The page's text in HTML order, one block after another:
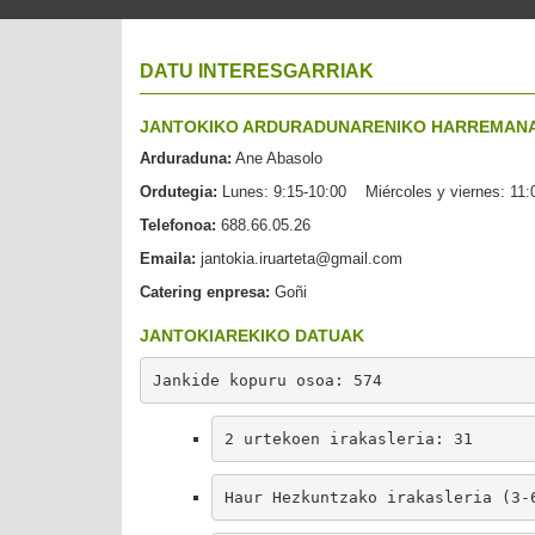
DATU INTERESGARRIAK
JANTOKIKO ARDURADUNARENIKO
Arduraduna: Ane Abasolo
Ordutegia: Lunes: 9:15-10:00 Miércoles y viernes:
Telefonoa: 688.66.05.26
Emaila: jantokia.iruarteta@gmail.com
Catering enpresa: Goñi
JANTOKIAREKIKO DATUAK
Jankide kopuru osoa: 574
2 urtekoen irakasleria: 31
Haur Hezkuntzako irakasleria